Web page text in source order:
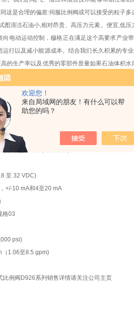
欢迎您！
来自局域网的朋友！有什么可以帮
助您的吗？
这是合理的偏差:伺服比例阀或可以接受的粒子多
图清洁石油小,相对昂贵、高压力元素。便宜,低
向电动运动控制，穆格正在满足这个高要求产业
运行以及减小能源成本。结合我们长久积累的专
的生产率以及优秀的零部件质量如果石油体积
在正确的时间间隔。
例阀D926系列上海销售
冲洗系统启动--记住新的石油是“脏油,"在运输
和高能效组件的新一代放大板，产生的热应力
紧凑型设计，安装空间小
至 32 VDC)
+/-10 mA和4至20 mA
格03
psi)
1.06至8.5 gpm)
比例阀D926系列销售详情请关注公司主页